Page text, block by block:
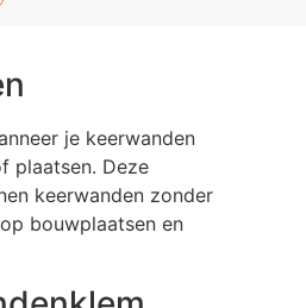
je keerwanden
plaatsen. Deze
keerwanden zonder
bouwplaatsen en